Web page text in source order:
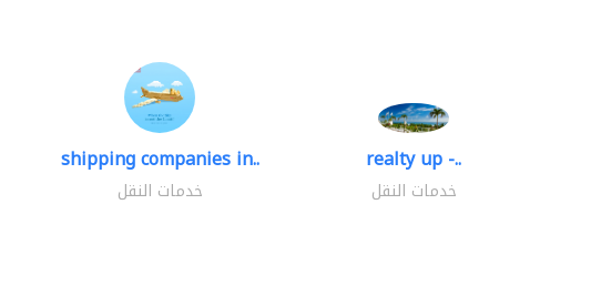
shipping companies in..
خدمات النقل
realty up -..
خدمات النقل